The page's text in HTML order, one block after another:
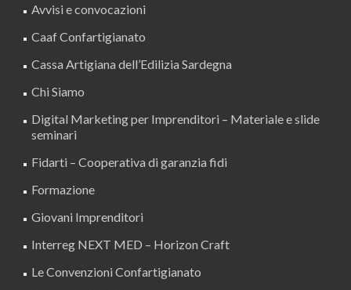
Avvisi e convocazioni
Caaf Confartigianato
Cassa Artigiana dell’Edilizia Sardegna
Chi Siamo
Digital Marketing per Imprenditori – Materiale e slide
seminari
Fidarti – Cooperativa di garanzia fidi
Formazione
Giovani Imprenditori
Interreg NEXT MED – Horizon Craft
Le Convenzioni Confartigianato